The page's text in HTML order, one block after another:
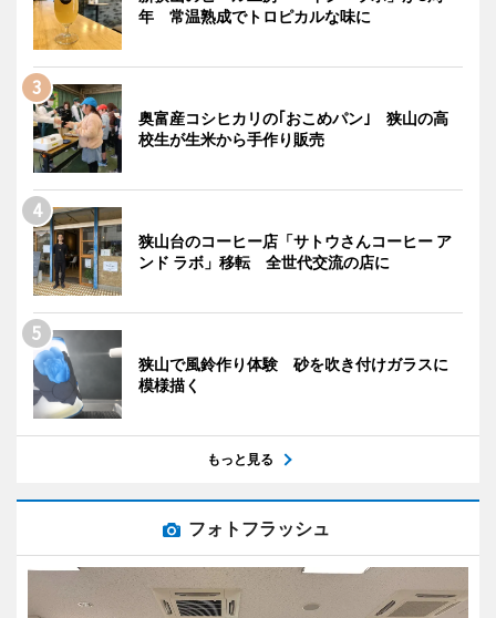
年 常温熟成でトロピカルな味に
奥富産コシヒカリの｢おこめパン｣ 狭山の高
校生が生米から手作り販売
狭山台のコーヒー店「サトウさんコーヒー ア
ンド ラボ」移転 全世代交流の店に
狭山で風鈴作り体験 砂を吹き付けガラスに
模様描く
もっと見る
フォトフラッシュ